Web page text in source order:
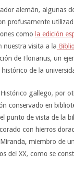
alemán, algunas
profusamente
como la edición
nuestra visita a la
de Florianus, un
de la
gallego, por
conservado en
punto de vista de la
con hierros
miembro de
del XX, como se